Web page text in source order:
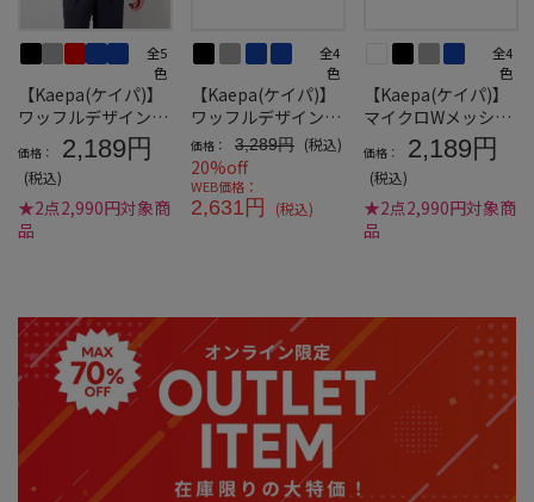
全5
色
【Kaepa(ケイパ)】
ワッフルデザインＴ
シャツ
価格： 2,189円
(税込)
★2点2,990円対象商
品
全4
色
【Kaepa(ケイパ)】
ワッフルデザインハ
ーフジップTシャツ
価格： 3,289円 (税込)
20%off
WEB価格：
2,631円 (税込)
全4
色
【Kaepa(ケイパ)】
マイクロWメッシュ
クルーネックTシャ
ツ
価格： 2,189円
(税込)
★2点2,990円対象商
品